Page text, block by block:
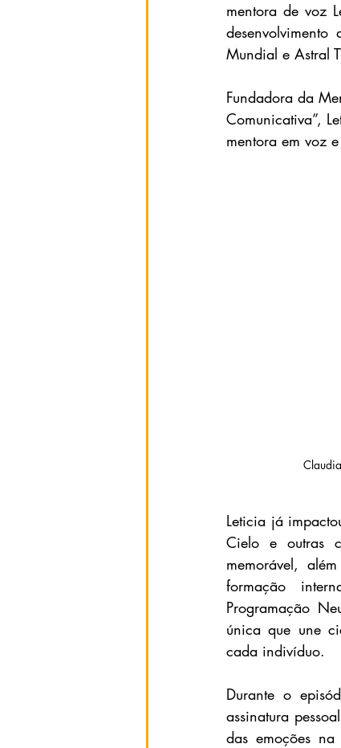
mentora de voz
Mundial e Astral
Fundadora da
Comunicativa”,
mentora em voz
Leticia já
Cielo e outras
memorável,
formação
Programação
única que une
cada indivíduo.
Durante o
assinatura
das emoções